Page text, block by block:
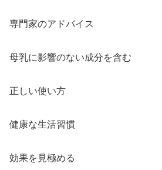
専門家のアドバイス
母乳に影響のない成分を含む
正しい使い方
健康な生活習慣
効果を見極める